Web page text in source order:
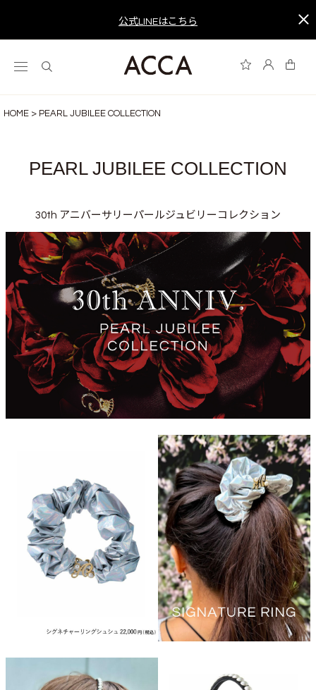
公式LINEはこちら
HOME PEARL JUBILEE COLLECTION
PEARL JUBILEE COLLECTION
30th アニバーサリーパールジュビリーコレクション